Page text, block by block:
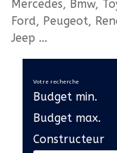
Mercedes, Bmw,
Ford, Peugeot,
Jeep ...
Votre recherche
Budget min.
Budget max.
Constructeur